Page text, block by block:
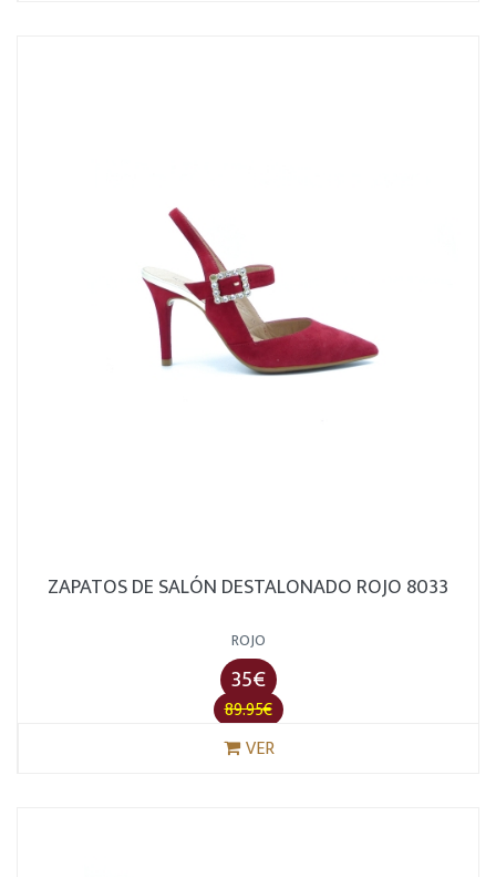
ZAPATOS DE SALÓN DESTALONADO ROJO 8033
ROJO
35€
89.95€
VER